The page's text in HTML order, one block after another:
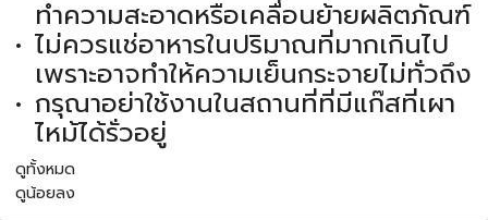
ทำความสะอาดหรือเคลื่อนย้ายผลิตภัณฑ์
ไม่ควรแช่อาหารในปริมาณที่มากเกินไป
เพราะอาจทำให้ความเย็นกระจายไม่ทั่วถึง
กรุณาอย่าใช้งานในสถานที่ที่มีแก๊สที่เผา
ไหม้ได้รั่วอยู่
ดูทั้งหมด
ดูน้อยลง